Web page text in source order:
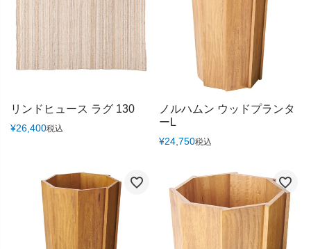
リンドヒュース ラグ 130
¥26,400税込
ノルハムン ウッドプランタ
ーL
¥24,750税込